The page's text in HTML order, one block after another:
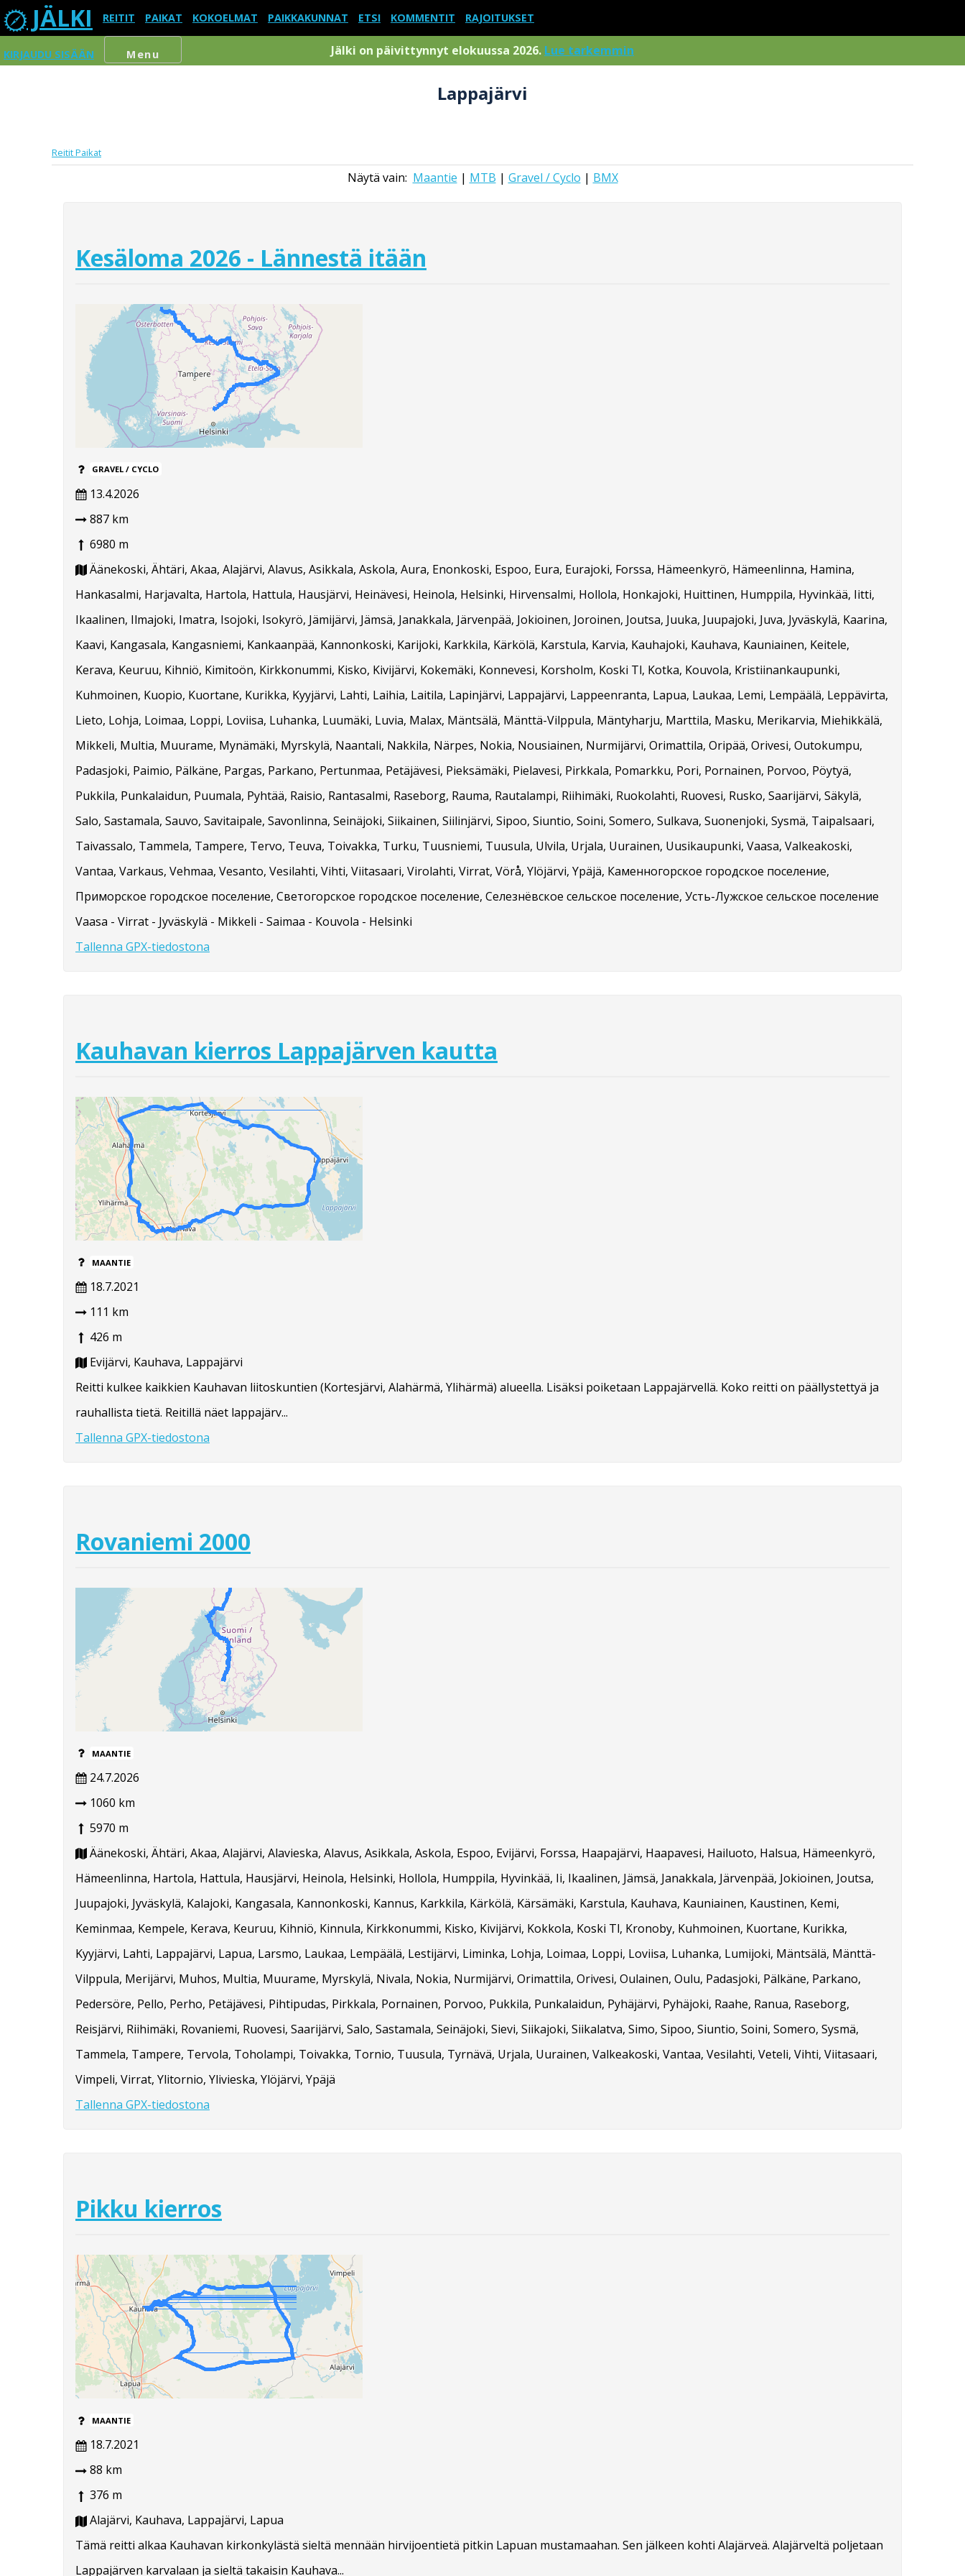
JÄLKI REITIT PAIKAT KOKOELMAT PAIKKAKUNNAT ETSI KOMMENTIT RAJOITUKSET
KIRJAUDU SISÄÄN Menu Jälki on päivittynnyt elokuussa 2026. Lue tarkemmin
Lappajärvi
ReititPaikat
Näytä vain: Maantie | MTB | Gravel / Cyclo | BMX
Kesäloma 2026 - Lännestä itään
GRAVEL / CYCLO
13.4.2026
887 km
6980 m
Äänekoski, Ähtäri, Akaa, Alajärvi, Alavus, Asikkala, Askola, Aura, Enonkoski, Espoo, Eura, Eurajoki, Forssa, Hämeenkyrö, Hämeenlinna, Hamina,
Hankasalmi, Harjavalta, Hartola, Hattula, Hausjärvi, Heinävesi, Heinola, Helsinki, Hirvensalmi, Hollola, Honkajoki, Huittinen, Humppila, Hyvinkää, Iitti,
Ikaalinen, Ilmajoki, Imatra, Isojoki, Isokyrö, Jämijärvi, Jämsä, Janakkala, Järvenpää, Jokioinen, Joroinen, Joutsa, Juuka, Juupajoki, Juva, Jyväskylä, Kaarina,
Kaavi, Kangasala, Kangasniemi, Kankaanpää, Kannonkoski, Karijoki, Karkkila, Kärkölä, Karstula, Karvia, Kauhajoki, Kauhava, Kauniainen, Keitele,
Kerava, Keuruu, Kihniö, Kimitoön, Kirkkonummi, Kisko, Kivijärvi, Kokemäki, Konnevesi, Korsholm, Koski Tl, Kotka, Kouvola, Kristiinankaupunki,
Kuhmoinen, Kuopio, Kuortane, Kurikka, Kyyjärvi, Lahti, Laihia, Laitila, Lapinjärvi, Lappajärvi, Lappeenranta, Lapua, Laukaa, Lemi, Lempäälä, Leppävirta,
Lieto, Lohja, Loimaa, Loppi, Loviisa, Luhanka, Luumäki, Luvia, Malax, Mäntsälä, Mänttä-Vilppula, Mäntyharju, Marttila, Masku, Merikarvia, Miehikkälä,
Mikkeli, Multia, Muurame, Mynämäki, Myrskylä, Naantali, Nakkila, Närpes, Nokia, Nousiainen, Nurmijärvi, Orimattila, Oripää, Orivesi, Outokumpu,
Padasjoki, Paimio, Pälkäne, Pargas, Parkano, Pertunmaa, Petäjävesi, Pieksämäki, Pielavesi, Pirkkala, Pomarkku, Pori, Pornainen, Porvoo, Pöytyä,
Pukkila, Punkalaidun, Puumala, Pyhtää, Raisio, Rantasalmi, Raseborg, Rauma, Rautalampi, Riihimäki, Ruokolahti, Ruovesi, Rusko, Saarijärvi, Säkylä,
Salo, Sastamala, Sauvo, Savitaipale, Savonlinna, Seinäjoki, Siikainen, Siilinjärvi, Sipoo, Siuntio, Soini, Somero, Sulkava, Suonenjoki, Sysmä, Taipalsaari,
Taivassalo, Tammela, Tampere, Tervo, Teuva, Toivakka, Turku, Tuusniemi, Tuusula, Ulvila, Urjala, Uurainen, Uusikaupunki, Vaasa, Valkeakoski,
Vantaa, Varkaus, Vehmaa, Vesanto, Vesilahti, Vihti, Viitasaari, Virolahti, Virrat, Vörå, Ylöjärvi, Ypäjä, Каменногорское городское поселение,
Приморское городское поселение, Светогорское городское поселение, Селезнёвское сельское поселение, Усть-Лужское сельское поселение
Vaasa - Virrat - Jyväskylä - Mikkeli - Saimaa - Kouvola - Helsinki
Tallenna GPX-tiedostona
Kauhavan kierros Lappajärven kautta
MAANTIE
18.7.2021
111 km
426 m
Evijärvi, Kauhava, Lappajärvi
Reitti kulkee kaikkien Kauhavan liitoskuntien (Kortesjärvi, Alahärmä, Ylihärmä) alueella. Lisäksi poiketaan Lappajärvellä. Koko reitti on päällystettyä ja
rauhallista tietä. Reitillä näet lappajärv...
Tallenna GPX-tiedostona
Rovaniemi 2000
MAANTIE
24.7.2026
1060 km
5970 m
Äänekoski, Ähtäri, Akaa, Alajärvi, Alavieska, Alavus, Asikkala, Askola, Espoo, Evijärvi, Forssa, Haapajärvi, Haapavesi, Hailuoto, Halsua, Hämeenkyrö,
Hämeenlinna, Hartola, Hattula, Hausjärvi, Heinola, Helsinki, Hollola, Humppila, Hyvinkää, Ii, Ikaalinen, Jämsä, Janakkala, Järvenpää, Jokioinen, Joutsa,
Juupajoki, Jyväskylä, Kalajoki, Kangasala, Kannonkoski, Kannus, Karkkila, Kärkölä, Kärsämäki, Karstula, Kauhava, Kauniainen, Kaustinen, Kemi,
Keminmaa, Kempele, Kerava, Keuruu, Kihniö, Kinnula, Kirkkonummi, Kisko, Kivijärvi, Kokkola, Koski Tl, Kronoby, Kuhmoinen, Kuortane, Kurikka,
Kyyjärvi, Lahti, Lappajärvi, Lapua, Larsmo, Laukaa, Lempäälä, Lestijärvi, Liminka, Lohja, Loimaa, Loppi, Loviisa, Luhanka, Lumijoki, Mäntsälä, Mänttä-
Vilppula, Merijärvi, Muhos, Multia, Muurame, Myrskylä, Nivala, Nokia, Nurmijärvi, Orimattila, Orivesi, Oulainen, Oulu, Padasjoki, Pälkäne, Parkano,
Pedersöre, Pello, Perho, Petäjävesi, Pihtipudas, Pirkkala, Pornainen, Porvoo, Pukkila, Punkalaidun, Pyhäjärvi, Pyhäjoki, Raahe, Ranua, Raseborg,
Reisjärvi, Riihimäki, Rovaniemi, Ruovesi, Saarijärvi, Salo, Sastamala, Seinäjoki, Sievi, Siikajoki, Siikalatva, Simo, Sipoo, Siuntio, Soini, Somero, Sysmä,
Tammela, Tampere, Tervola, Toholampi, Toivakka, Tornio, Tuusula, Tyrnävä, Urjala, Uurainen, Valkeakoski, Vantaa, Vesilahti, Veteli, Vihti, Viitasaari,
Vimpeli, Virrat, Ylitornio, Ylivieska, Ylöjärvi, Ypäjä
Tallenna GPX-tiedostona
Pikku kierros
MAANTIE
18.7.2021
88 km
376 m
Alajärvi, Kauhava, Lappajärvi, Lapua
Tämä reitti alkaa Kauhavan kirkonkylästä sieltä mennään hirvijoentietä pitkin Lapuan mustamaahan. Sen jälkeen kohti Alajärveä. Alajärveltä poljetaan
Lappajärven karvalaan ja sieltä takaisin Kauhava...